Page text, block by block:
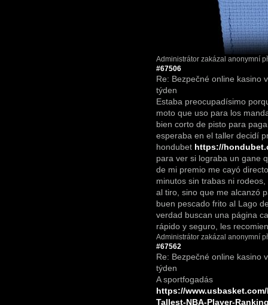
Administrátor zakázal anonymní
#67506
Re: Bezpečné online kasino
týden
Estaba preocupadísimo
moto que uso para los
bien corto de pisto para
esperaba en el taller decidí
hondubet https://
para ver si lograba un gane
de mi premio me cayó
minutos sin trabas ni
al tiro, sino que me alcanzó
buen pescado frito al Lago
verdad buscan una página
rápido y seguro, les
Administrátor zakázal anonymní
#67562
Re: Bezpečné online kasino
týden
A sportfogadás
https://
Tallest-NBA-Player-